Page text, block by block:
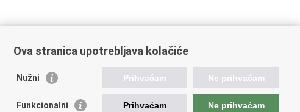
Poveznice pravosudnog sustava
Portal sudova
Državno odvjetništvo
Ova stranica upotrebljava kolačiće
Nužni Prihvaćam Ne prihvaćam
Funkcionalni Prihvaćam Ne prihvaćam